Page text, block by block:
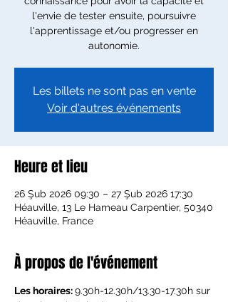
l'envie de tester ensuite, poursuivre
l'apprentissage et/ou progresser en
autonomie.
Les billets ne sont pas en vente
Voir d'autres événements
Heure et lieu
26 Şub 2026 09:30 – 27 Şub 2026 17:30
Héauville, 13 Le Hameau Carpentier, 50340
Héauville, France
À propos de l'événement
Les horaires: 9.30h-12.30h/13.30-17.30h sur